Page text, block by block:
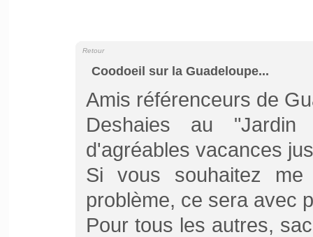
Coodoeil sur la Guadeloupe...
Retour
Amis référenceurs de
Deshaies au
d'agréables vacances
Si vous souhaitez
problème, ce sera avec
Pour tous les autres,